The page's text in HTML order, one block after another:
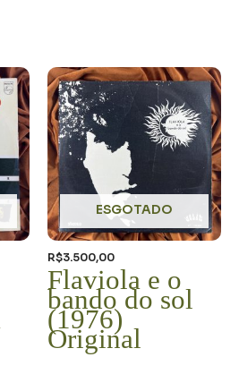
ESGOTADO
R$3.500,00
Flaviola e o
bando do sol
(1976)
Original